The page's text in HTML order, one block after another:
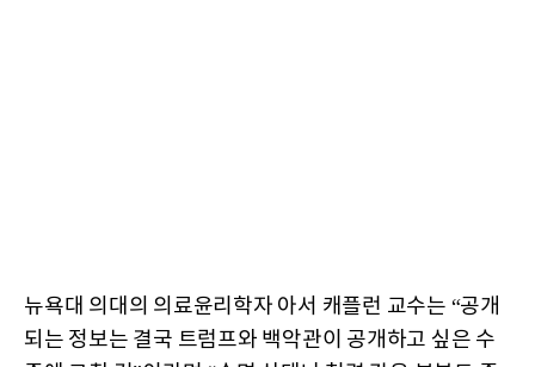
뉴욕대 의대의 의료윤리학자 아서 캐플런 교수는 “공개
되는 정보는 결국 트럼프와 백악관이 공개하고 싶은 수